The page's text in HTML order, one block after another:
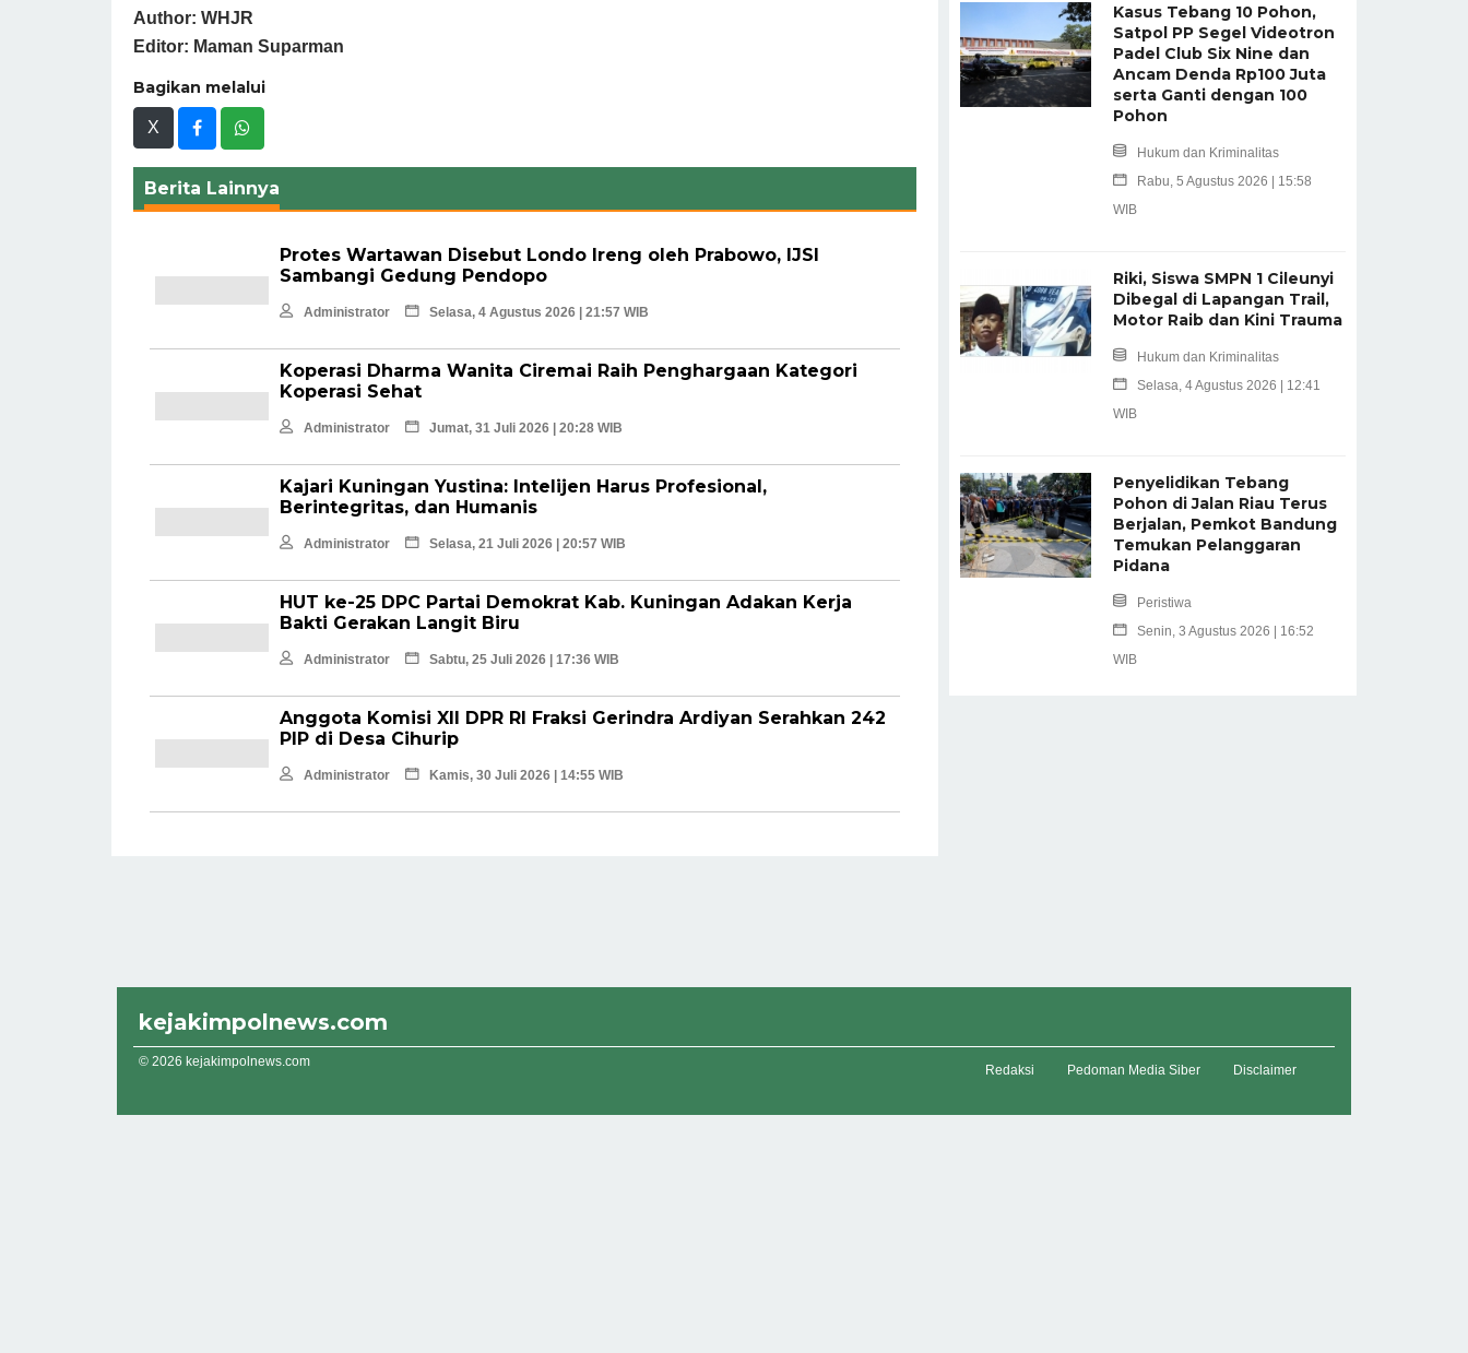
Author: WHJR
Editor: Maman Suparman
Bagikan melalui
X
Berita Lainnya
Protes Wartawan Disebut Londo Ireng oleh Prabowo, IJSI
Sambangi Gedung Pendopo
Administrator Selasa, 4 Agustus 2026 | 21:57 WIB
Koperasi Dharma Wanita Ciremai Raih Penghargaan Kategori
Koperasi Sehat
Administrator Jumat, 31 Juli 2026 | 20:28 WIB
Kajari Kuningan Yustina: Intelijen Harus Profesional,
Berintegritas, dan Humanis
Administrator Selasa, 21 Juli 2026 | 20:57 WIB
HUT ke-25 DPC Partai Demokrat Kab. Kuningan Adakan Kerja
Bakti Gerakan Langit Biru
Administrator Sabtu, 25 Juli 2026 | 17:36 WIB
Anggota Komisi XII DPR RI Fraksi Gerindra Ardiyan Serahkan 242
PIP di Desa Cihurip
Administrator Kamis, 30 Juli 2026 | 14:55 WIB
Kasus Tebang 10 Pohon,
Satpol PP Segel Videotron
Padel Club Six Nine dan
Ancam Denda Rp100 Juta
serta Ganti dengan 100
Pohon
Hukum dan Kriminalitas
Rabu, 5 Agustus 2026 | 15:58
WIB
Riki, Siswa SMPN 1 Cileunyi
Dibegal di Lapangan Trail,
Motor Raib dan Kini Trauma
Hukum dan Kriminalitas
Selasa, 4 Agustus 2026 | 12:41
WIB
Penyelidikan Tebang
Pohon di Jalan Riau Terus
Berjalan, Pemkot Bandung
Temukan Pelanggaran
Pidana
Peristiwa
Senin, 3 Agustus 2026 | 16:52
WIB
kejakimpolnews.com
© 2026 kejakimpolnews.com
Redaksi Pedoman Media Siber Disclaimer